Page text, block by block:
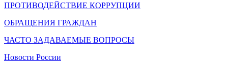
ПРОТИВОДЕЙСТВИЕ КОРРУПЦИИ
ОБРАЩЕНИЯ ГРАЖДАН
ЧАСТО ЗАДАВАЕМЫЕ ВОПРОСЫ
Новости России